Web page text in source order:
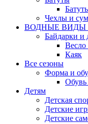
Чехлы и
ВОДНЫЕ ВИДЫ
Байдарки и
Весло
Каяк
Все сезоны
Форма и
Обувь
Детям
Детская
Детские
Детские